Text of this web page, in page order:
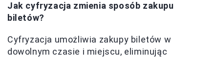
Jak cyfryzacja zmienia sposób zakupu
biletów?
Cyfryzacja umożliwia zakupy biletów w
dowolnym czasie i miejscu, eliminując